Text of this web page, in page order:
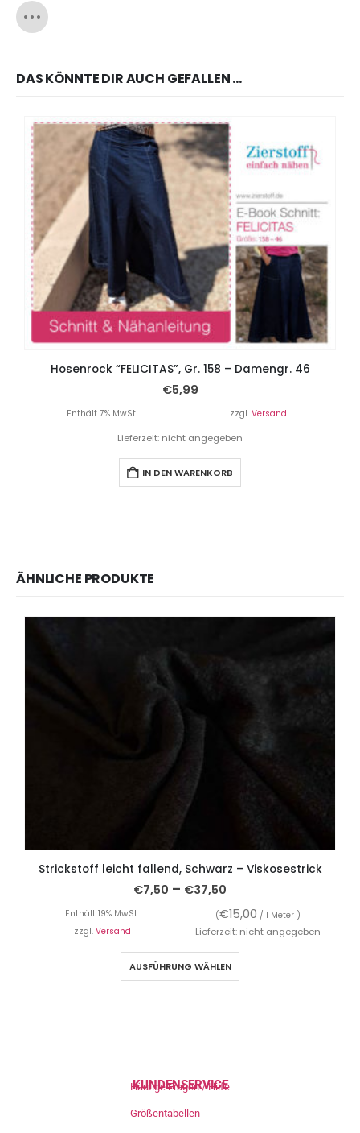
DAS KÖNNTE DIR AUCH GEFALLEN …
Hosenrock “FELICITAS”, Gr. 158 – Damengr. 46
€5,99
Enthält 7% MwSt. zzgl. Versand
Lieferzeit: nicht angegeben
IN DEN WARENKORB
ÄHNLICHE PRODUKTE
Strickstoff leicht fallend, Schwarz – Viskosestrick
€7,50 – €37,50
Enthält 19% MwSt. (€15,00 / 1 Meter )
zzgl. Versand Lieferzeit: nicht angegeben
AUSFÜHRUNG WÄHLEN
KUNDENSERVICE
Häufige Fragen / Hilfe
Größentabellen